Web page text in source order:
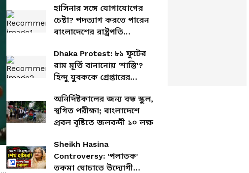
হাসিনার সঙ্গে যোগাযোগের
চেষ্টা? পদত্যাগ করতে পারেন
বাংলাদেশের রাষ্ট্রপতি
Dhaka Protest: ৮১ ফুটের
রাম মূর্তি বানানোয় 'শাস্তি'?
হিন্দু যুবককে গ্রেপ্তারের
অনির্দিষ্টকালের জন্য বন্ধ স্কুল,
স্থগিত পরীক্ষা; বাংলাদেশে
প্রবল বৃষ্টিতে জলবন্দী ১০ লক্ষ
Sheikh Hasina
Controversy: 'পলাতক'
তকমা ঘোচাতে উদ্যোগী